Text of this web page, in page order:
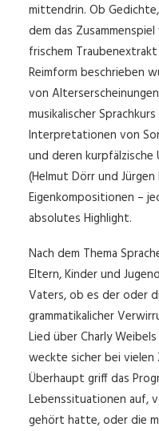
mittendrin. Ob
dem das
frischem
Reimform beschrieben
von
musikalischer
Interpretationen von
und deren kurpfälzische
(Helmut Dörr und
Eigenkompositionen –
absolutes Highlight.
Nach dem Thema
Eltern, Kinder und
Vaters, ob es der oder
grammatikalicher
Lied über Charly
weckte sicher bei vielen
Überhaupt griff das
Lebenssituationen auf,
gehört hatte, oder die